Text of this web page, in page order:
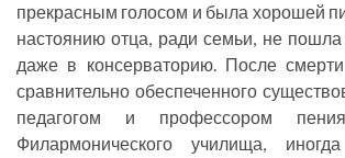
прекрасным голосом и была хорошей
настоянию отца, ради семьи, не
даже в консерваторию. После
сравнительно обеспеченного
педагогом и профессором
Филармонического училища,